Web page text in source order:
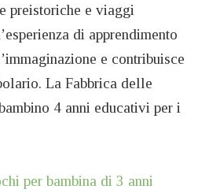
preistoriche e viaggi
di apprendimento
e contribuisce
La Fabbrica delle
4 anni educativi per i
per bambina di 3 anni